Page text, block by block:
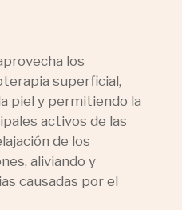
los
superficial,
piel y permitiendo la
activos de las
de los
aliviando y
causadas por el